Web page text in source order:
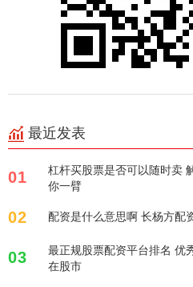
最近发表
01
杠杆买股票是否可以随时卖
你一臂
02 配资是什么意思啊 长杨方配
03
最正规股票配资平台排名 优
在股市